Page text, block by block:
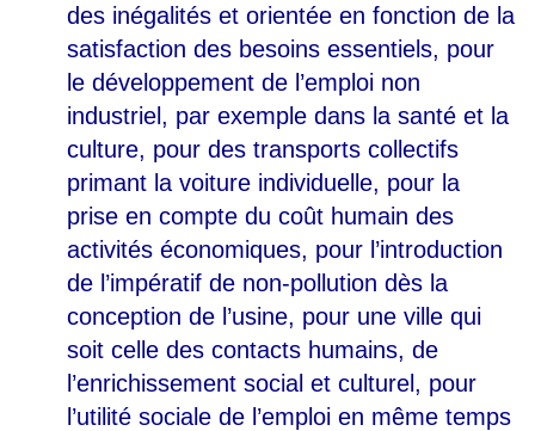
des inégalités et orientée en fonction de la
satisfaction des besoins essentiels, pour
le développement de l’emploi non
industriel, par exemple dans la santé et la
culture, pour des transports collectifs
primant la voiture individuelle, pour la
prise en compte du coût humain des
activités économiques, pour l’introduction
de l’impératif de non-pollution dès la
conception de l’usine, pour une ville qui
soit celle des contacts humains, de
l’enrichissement social et culturel, pour
l’utilité sociale de l’emploi en même temps